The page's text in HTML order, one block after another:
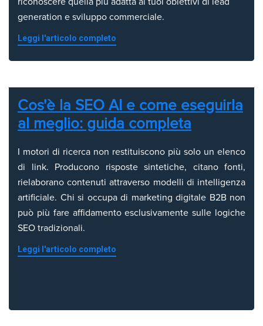
generation e sviluppo commerciale.
Leggi l'articolo completo
Cos'è la SEO AI e come eseguirla
al meglio: guida completa
I motori di ricerca non restituiscono più solo un elenco
di link. Producono risposte sintetiche, citano fonti,
rielaborano contenuti attraverso modelli di intelligenza
artificiale. Chi si occupa di marketing digitale B2B non
può più fare affidamento esclusivamente sulle logiche
SEO tradizionali.
Leggi l'articolo completo